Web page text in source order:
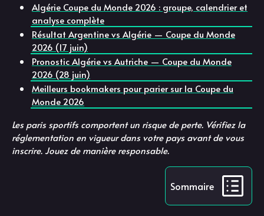
Algérie Coupe du Monde 2026 : groupe, calendrier et
analyse complète
Résultat Argentine vs Algérie — Coupe du Monde
2026 (17 juin)
Pronostic Algérie vs Autriche — Coupe du Monde
2026 (28 juin)
Meilleurs bookmakers pour parier sur la Coupe du
Monde 2026
Les paris sportifs comportent un risque de perte. Vérifiez la
réglementation en vigueur dans votre pays avant de vous
inscrire. Jouez de manière responsable.
Sommaire